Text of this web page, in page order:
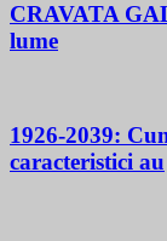
CRAVATA
lume
1926-2039:
caracteristici au